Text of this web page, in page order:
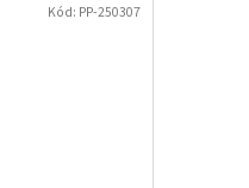
Kód: PP-250307